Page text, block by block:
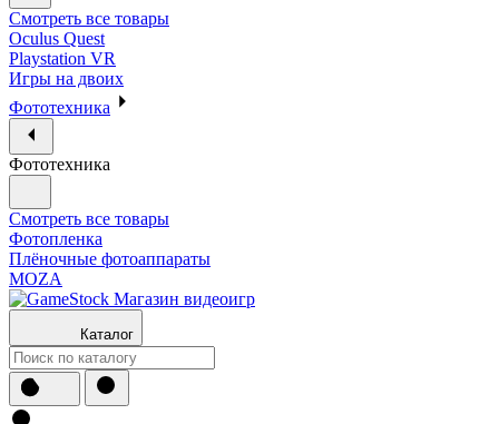
Смотреть все товары
Oculus Quest
Playstation VR
Игры на двоих
Фототехника
Фототехника
Смотреть все товары
Фотопленка
Плёночные фотоаппараты
MOZA
Каталог